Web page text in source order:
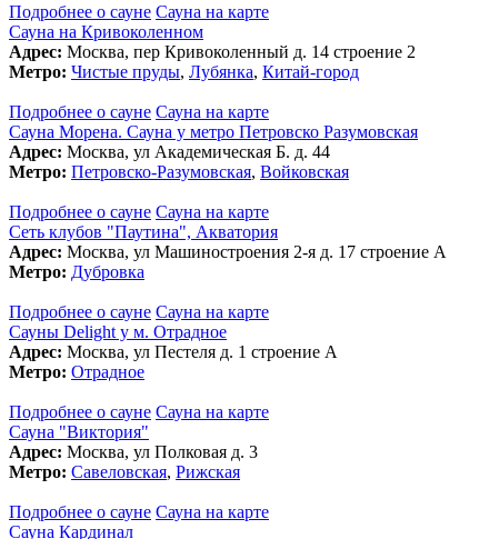
Подробнее о сауне Сауна на карте
Сауна на Кривоколенном
Адрес: Москва, пер Кривоколенный д. 14 строение 2
Метро: Чистые пруды, Лубянка, Китай-город
Подробнее о сауне Сауна на карте
Сауна Морена. Сауна у метро Петровско Разумовская
Адрес: Москва, ул Академическая Б. д. 44
Метро: Петровско-Разумовская, Войковская
Подробнее о сауне Сауна на карте
Сеть клубов "Паутина", Акватория
Адрес: Москва, ул Машиностроения 2-я д. 17 строение А
Метро: Дубровка
Подробнее о сауне Сауна на карте
Сауны Delight у м. Отрадное
Адрес: Москва, ул Пестеля д. 1 строение А
Метро: Отрадное
Подробнее о сауне Сауна на карте
Сауна "Виктория"
Адрес: Москва, ул Полковая д. 3
Метро: Савеловская, Рижская
Подробнее о сауне Сауна на карте
Сауна Кардинал